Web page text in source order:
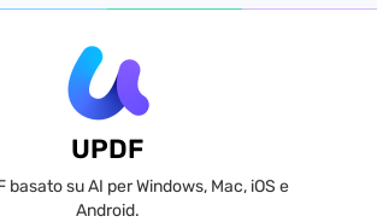
UPDF
basato su AI per Windows, Mac, iOS e
Android.